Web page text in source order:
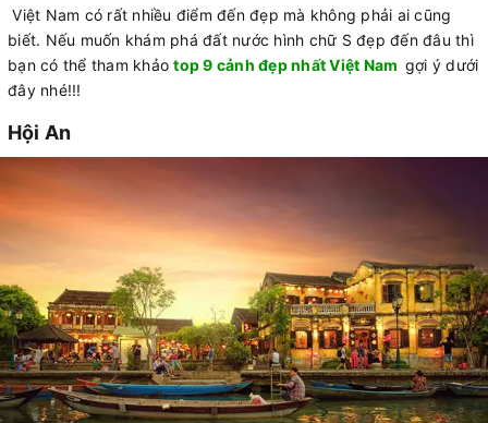
Việt Nam có rất nhiều điểm đến đẹp mà không phải ai cũng
biết. Nếu muốn khám phá đất nước hình chữ S đẹp đến đâu thì
bạn có thể tham khảotop 9 cảnh đẹp nhất Việt Nam gợi ý dưới
đây nhé!!!
Hội An